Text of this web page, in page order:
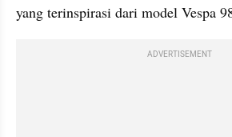
yang terinspirasi dari model Vespa
ADVERTISEMENT